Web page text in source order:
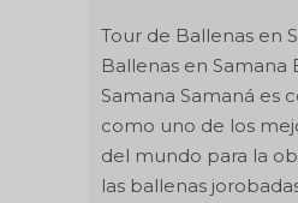
Tour de Ballenas en
Ballenas en Samana
Samana Samaná es
como uno de los
del mundo para la
las ballenas